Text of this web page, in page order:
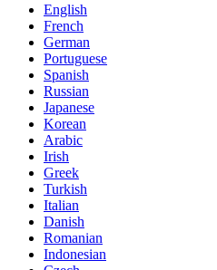
English
French
German
Portuguese
Spanish
Russian
Japanese
Korean
Arabic
Irish
Greek
Turkish
Italian
Danish
Romanian
Indonesian